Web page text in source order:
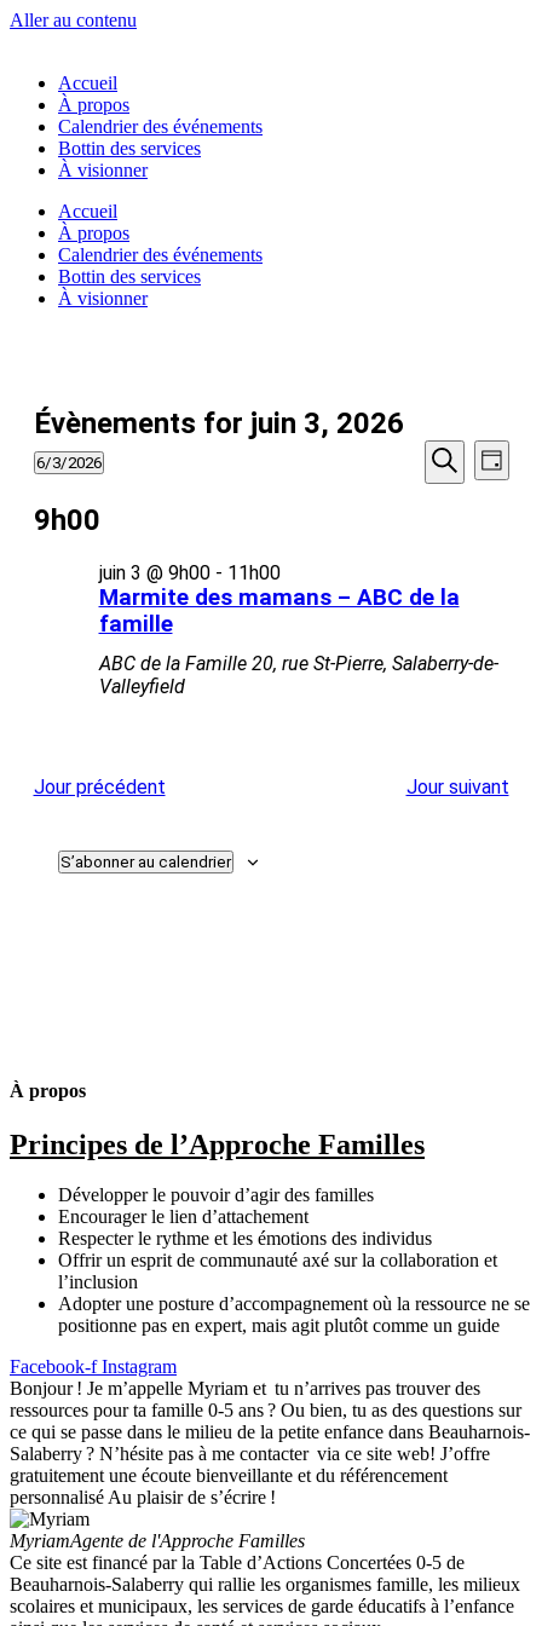
Aller au contenu
Accueil
À propos
Calendrier des événements
Bottin des services
À visionner
Accueil
À propos
Calendrier des événements
Bottin des services
À visionner
Évènements for juin 3, 2026
et
vues
Recherche
de
Jour
6/3/2026
une
date.
9h00
Marmite des mamans – ABC de la
famille
juin 3 @ 9h00- 11h00
ABC de la Famille 20, rue St-Pierre, Salaberry-de-
Valleyfield
Jour précédent Jour suivant
S’abonner au calendrier
À propos
Principes de l’Approche Familles
Développer le pouvoir d’agir des familles
Encourager le lien d’attachement
Respecter le rythme et les émotions des individus
Offrir un esprit de communauté axé sur la collaboration et
l’inclusion
Adopter une posture d’accompagnement où la ressource ne se
positionne pas en expert, mais agit plutôt comme un guide
Facebook-f Instagram
Bonjour ! Je m’appelle Myriam et tu n’arrives pas trouver des
ressources pour ta famille 0-5 ans ? Ou bien, tu as des questions sur
ce qui se passe dans le milieu de la petite enfance dans Beauharnois-
Salaberry ? N’hésite pas à me contacter via ce site web! J’offre
gratuitement une écoute bienveillante et du référencement
personnalisé Au plaisir de s’écrire !
MyriamAgente de l'Approche Familles
Ce site est financé par la Table d’Actions Concertées 0-5 de
Beauharnois-Salaberry qui rallie les organismes famille, les milieux
scolaires et municipaux, les services de garde éducatifs à l’enfance